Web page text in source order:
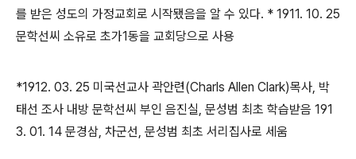
를 받은 성도의 가정교회로 시작됐음을 알 수 있다. * 1911. 10. 25
문학선씨 소유로 초가1동을 교회당으로 사용
*1912. 03. 25 미국선교사 곽안련(Charls Allen Clark)목사, 박
태선 조사 내방 문학선씨 부인 음진실, 문성범 최초 학습받음 191
3. 01. 14 문경삼, 차군선, 문성범 최초 서리집사로 세움